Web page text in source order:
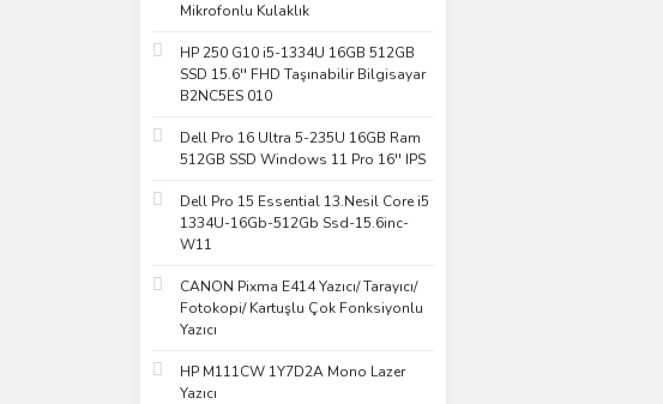
Mikrofonlu Kulaklık
HP 250 G10 i5-1334U 16GB 512GB
SSD 15.6'' FHD Taşınabilir Bilgisayar
B2NC5ES 010
Dell Pro 16 Ultra 5-235U 16GB Ram
512GB SSD Windows 11 Pro 16'' IPS
Dell Pro 15 Essential 13.Nesil Core i5
1334U-16Gb-512Gb Ssd-15.6inc-
W11
CANON Pixma E414 Yazıcı/ Tarayıcı/
Fotokopi/ Kartuşlu Çok Fonksiyonlu
Yazıcı
HP M111CW 1Y7D2A Mono Lazer
Yazıcı